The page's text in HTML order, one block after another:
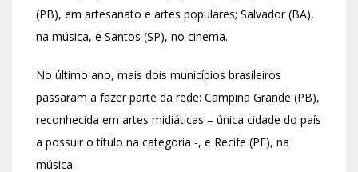
(PB), em artesanato e artes populares; Salvador (BA),
na música, e Santos (SP), no cinema.
No último ano, mais dois municípios brasileiros
passaram a fazer parte da rede: Campina Grande (PB),
reconhecida em artes midiáticas – única cidade do país
a possuir o título na categoria -, e Recife (PE), na
música.